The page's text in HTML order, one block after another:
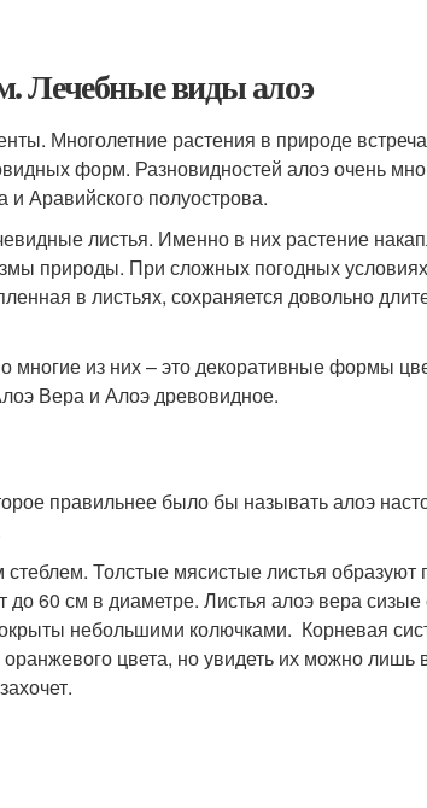
Лечебные виды алоэ
Многолетние растения в природе
форм. Разновидностей алоэ очень
Аравийского полуострова.
листья. Именно в них растение
природы. При сложных погодных
в листьях, сохраняется довольно
из них – это декоративные формы
Вера и Алоэ древовидное.
правильнее было бы называть алоэ
Толстые мясистые листья образуют
до 60 см в диаметре. Листья алоэ вера
небольшими колючками. Корневая
цвета, но увидеть их можно лишь